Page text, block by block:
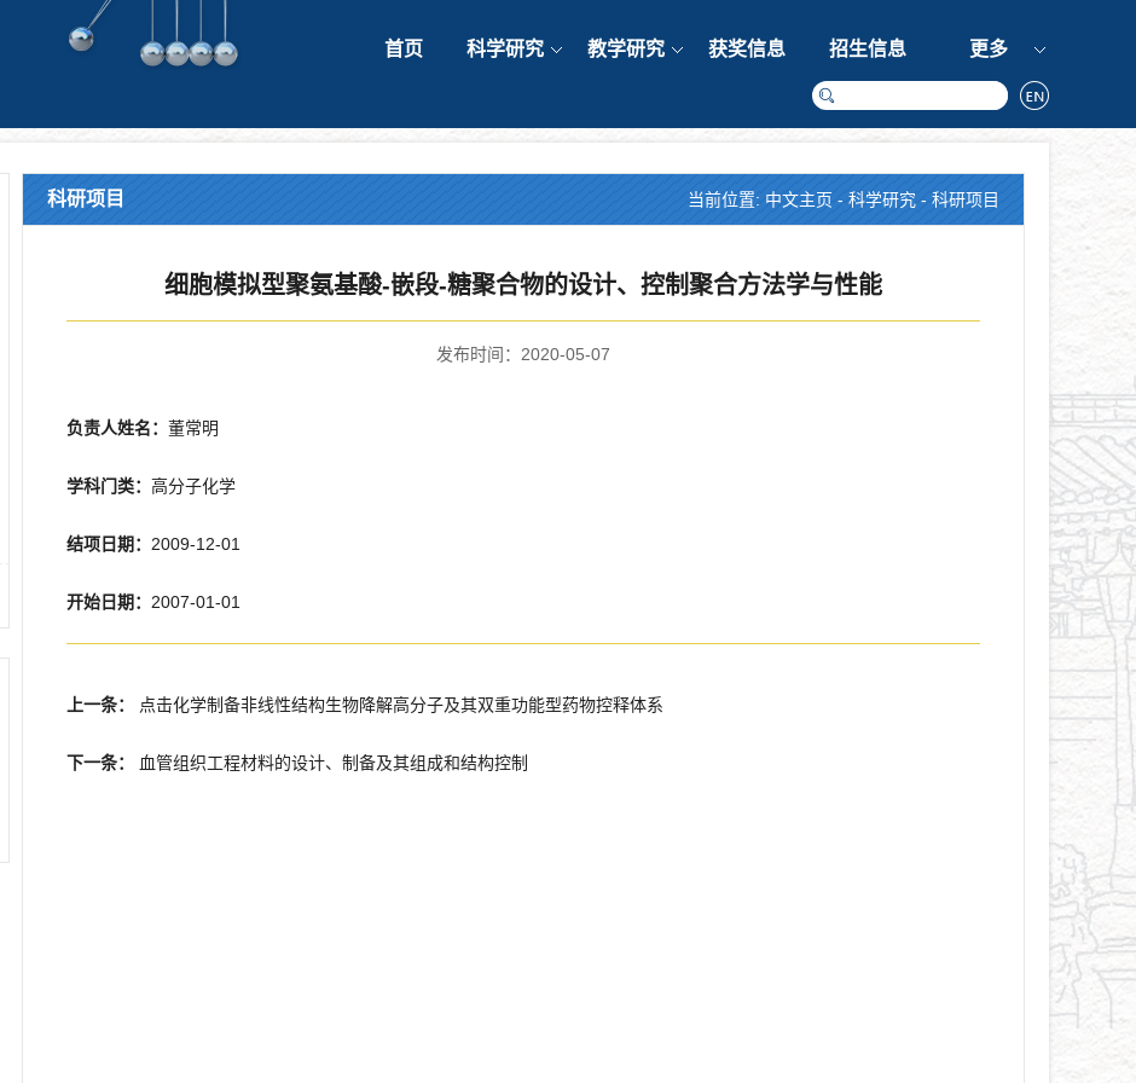
首页 科学研究 教学研究 获奖信息 招生信息 更多
科研项目 当前位置: 中文主页 - 科学研究 - 科研项目
细胞模拟型聚氨基酸-嵌段-糖聚合物的设计、控制聚合方法学与性能
发布时间：2020-05-07
负责人姓名： 董常明
学科门类： 高分子化学
结项日期： 2009-12-01
开始日期： 2007-01-01
上一条： 点击化学制备非线性结构生物降解高分子及其双重功能型药物控释体系
下一条： 血管组织工程材料的设计、制备及其组成和结构控制